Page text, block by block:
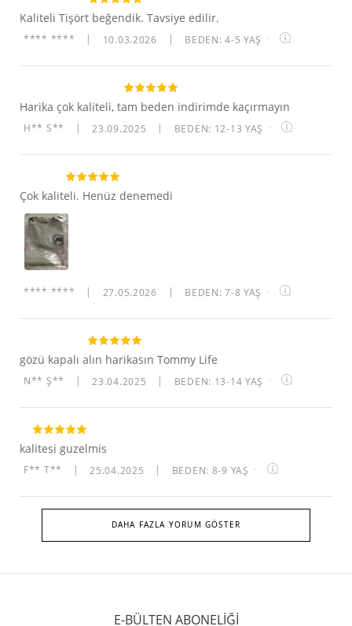
Kaliteli Tişört beğendik. Tavsiye edilir.
**** **** 10.03.2026 BEDEN: 4-5 YAŞ ·
Harika çok kaliteli, tam beden indirimde kaçırmayın
H** S** 23.09.2025 BEDEN: 12-13 YAŞ ·
Çok kaliteli. Henüz denemedi
**** **** 27.05.2026 BEDEN: 7-8 YAŞ ·
gözü kapalı alın harikasın Tommy Life
N** Ş** 23.04.2025 BEDEN: 13-14 YAŞ ·
kalitesi guzelmis
F** T** 25.04.2025 BEDEN: 8-9 YAŞ ·
DAHA FAZLA YORUM GÖSTER
E-BÜLTEN ABONELİĞİ